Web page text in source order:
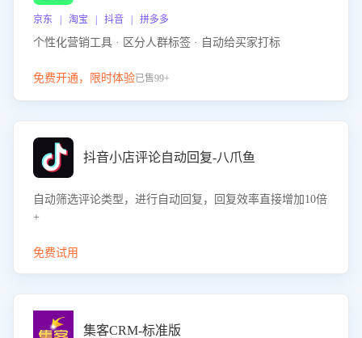
京东 | 淘宝 | 抖音 | 拼多多
个性化营销工具 · 区分人群标签 · 自动给买家打标
免费开通，限时体验已售99+
抖音小店评论自动回复-八爪鱼
自动筛选评论类型，进行自动回复，回复效率直接增加10倍
+
免费试用
集客CRM-标准版